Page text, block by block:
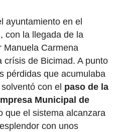
ayuntamiento en el
con la llegada de la
Manuela Carmena
crísis de Bicimad. A punto
pérdidas que acumulaba
con el paso de la
Municipal de
que el sistema alcanzara
con unos